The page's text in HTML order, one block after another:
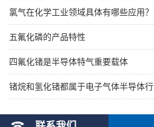
氯气在化学工业领域具体有哪些应用？
五氟化磷的产品特性
四氟化锗是半导体特气重要载体
锗烷和氢化锗都属于电子气体半导体